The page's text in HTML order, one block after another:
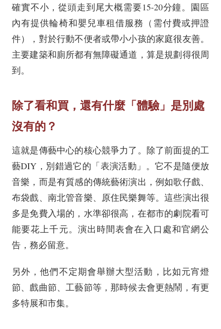
確實不小，從頭走到尾大概需要15-20分鐘。園區
內有提供輪椅和嬰兒車租借服務（需付費或押證
件），對於行動不便者或帶小小孩的家庭很友善。
主要建築和廁所都有無障礙通道，算是規劃得很周
到。
除了看和買，還有什麼「體驗」是別處
沒有的？
這就是傳藝中心的核心競爭力了。除了前面提的工
藝DIY，別錯過它的「表演活動」。它不是隨便放
音樂，而是有質感的傳統藝術演出，例如歌仔戲、
布袋戲、南北管音樂、原住民樂舞等。這些演出很
多是免費入場的，水準卻很高，在都市的劇院看可
能要花上千元。演出時間表會在入口處和官網公
告，務必留意。
另外，他們不定期會舉辦大型活動，比如元宵燈
節、戲曲節、工藝節等，那時候去會更熱鬧，有更
多特展和市集。